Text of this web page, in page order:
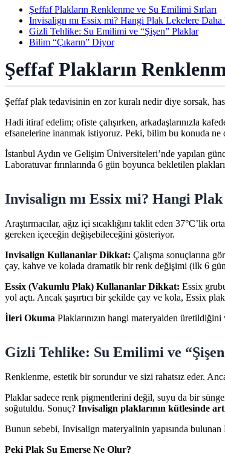
Şeffaf Plakların Renklenme ve Su Emilimi Sırları
Invisalign mı Essix mi? Hangi Plak Lekelere Daha
Gizli Tehlike: Su Emilimi ve “Şişen” Plaklar
Bilim “Çıkarın” Diyor
Şeffaf Plakların
Şeffaf plak tedavisinin en zor kuralı nedir diye sorsak,
Hadi itiraf edelim; ofiste çalışırken, arkadaşlarınızla
efsanelerine inanmak istiyoruz. Peki, bilim bu konuda ne
İstanbul Aydın ve Gelişim Üniversiteleri’nde yapılan
Laboratuvar fırınlarında 6 gün boyunca bekletilen
Invisalign mı Essix mi? Hangi
Araştırmacılar, ağız içi sıcaklığını taklit eden 37°C’lik
gereken içeceğin değişebileceğini gösteriyor.
Invisalign Kullananlar Dikkat: Çalışma sonuçlarına
çay, kahve ve kolada dramatik bir renk değişimi (ilk 6
Essix (Vakumlu Plak) Kullananlar Dikkat: Essix
yol açtı. Ancak şaşırtıcı bir şekilde çay ve kola, Essix
İleri Okuma Plaklarınızın hangi materyalden
Gizli Tehlike: Su Emilimi ve
Renklenme, estetik bir sorundur ve sizi rahatsız eder.
Plaklar sadece renk pigmentlerini değil, suyu da bir
soğutuldu. Sonuç? Invisalign plaklarının kütlesinde
Bunun sebebi, Invisalign materyalinin yapısında bulunan
Peki Plak Su Emerse Ne Olur?